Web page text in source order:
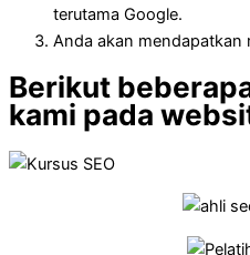
terutama Google.
Anda akan mendapatkan
Berikut
kami pada